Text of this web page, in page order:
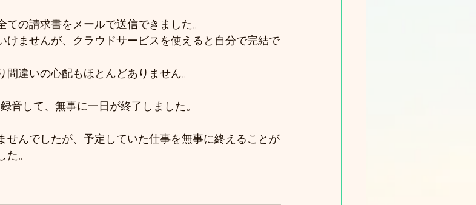
の請求書をメールで送信できました。
けませんが、クラウドサービスを使えると自分で完結で
違いの心配もほとんどありません。
音して、無事に一日が終了しました。
せんでしたが、予定していた仕事を無事に終えることが
。